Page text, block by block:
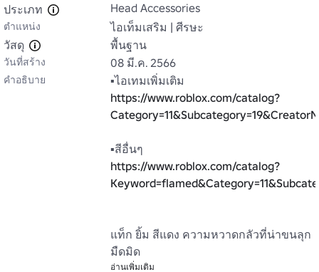
ประเภท
Head Accessories
ตำแหน่ง
ไอเท็มเสริม | ศีรษะ
วัสดุ
พื้นฐาน
วันที่สร้าง 08 มี.ค. 2566
คำอธิบาย
https://www.roblox.com/catalog?
https://www.roblox.com/catalog?
แท็ก ยิ้ม สีแดง ความหวาดกลัวที่น่าขนลุก
มืดมิด
อ่านเพิ่มเติม